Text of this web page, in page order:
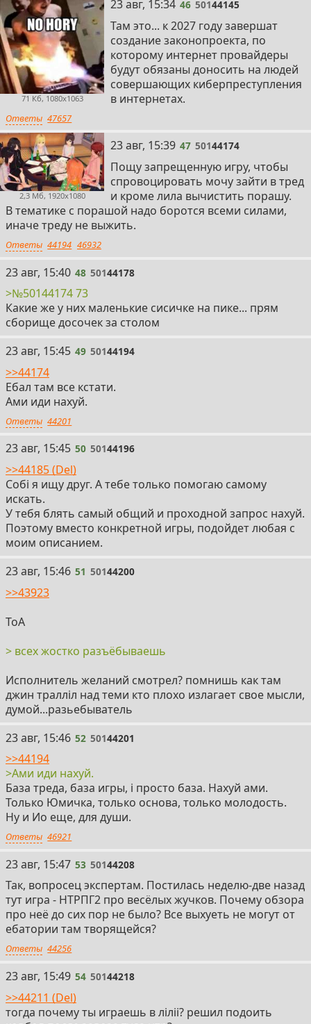
71 Кб, 1080x1063
46
23 авг, 15:34 46 50144145
Там это... к 2027 году завершат
создание законопроекта, по
которому интернет провайдеры
будут обязаны доносить на людей
совершающих киберпреступления
в интернетах.
Ответы 47657
2,3 Мб, 1920x1080
47
23 авг, 15:39 47 50144174
Пощу запрещенную игру, чтобы
спровоцировать мочу зайти в тред
и кроме лила вычистить порашу.
В тематике с порашой надо боротся всеми силами,
иначе треду не выжить.
Ответы 44194 46932
48
23 авг, 15:40 48 50144178
>№50144174 73
Какие же у них маленькие сисичке на пике... прям
сборище досочек за столом
49
23 авг, 15:45 49 50144194
>>44174
Ебал там все кстати.
Ами иди нахуй.
Ответы 44201
50
23 авг, 15:45 50 50144196
>>44185 (Del)
Собі я ищу друг. А тебе только помогаю самому
искать.
У тебя блять самый общий и проходной запрос нахуй.
Поэтому вместо конкретной игры, подойдет любая с
моим описанием.
51
23 авг, 15:46 51 50144200
>>43923
ТоА
> всех жостко разъёбываешь
Исполнитель желаний смотрел? помнишь как там
джин траллiл над теми кто плохо излагает свое мысли,
думой...разьебыватель
52
23 авг, 15:46 52 50144201
>>44194
>Ами иди нахуй.
База треда, база игры, і просто база. Нахуй ами.
Только Юмичка, только основа, только молодость.
Ну и Ио еще, для души.
Ответы 46921
53
23 авг, 15:47 53 50144208
Так, вопросец экспертам. Постилась неделю-две назад
тут игра - НТРПГ2 про весёлых жучков. Почему обзора
про неё до сих пор не было? Все выхуеть не могут от
ебатории там творящейся?
Ответы 44256
54
23 авг, 15:49 54 50144218
>>44211 (Del)
тогда почему ты играешь в лiлii? решил подоить